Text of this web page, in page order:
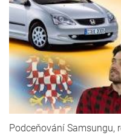
Podceňování Samsungu,